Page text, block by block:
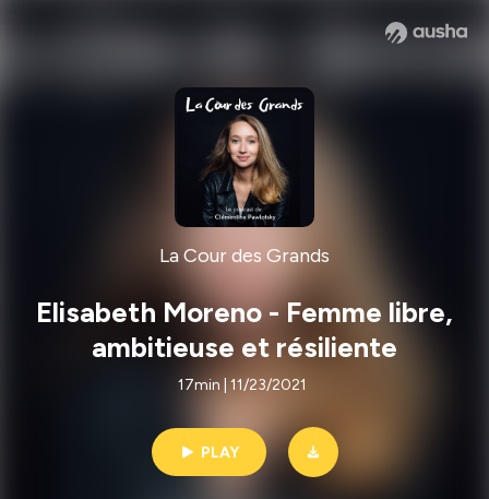
La Cour des Grands
Elisabeth Moreno - Femme libre,
ambitieuse et résiliente
17min | 11/23/2021
PLAY